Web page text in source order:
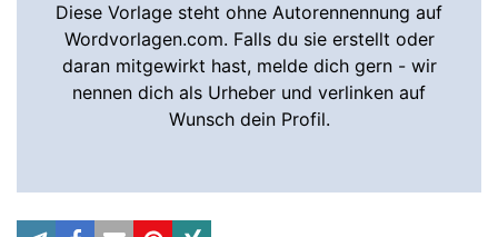
Diese Vorlage steht ohne Autorennennung auf
Wordvorlagen.com. Falls du sie erstellt oder
daran mitgewirkt hast, melde dich gern - wir
nennen dich als Urheber und verlinken auf
Wunsch dein Profil.